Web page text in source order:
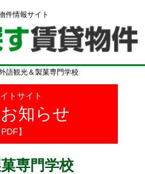
件情報サイト
語観光＆製菓専門学校
トサイト
知らせ
PDF】
専門学校